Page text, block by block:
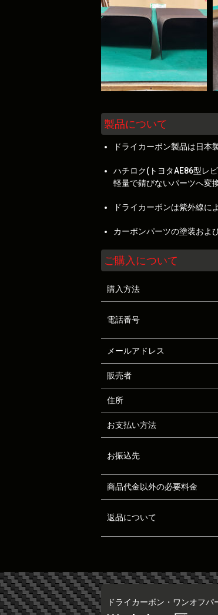
製品について
ドライカーボン製品は日本
ハチロク(トヨタAE86型レ
軽量で錆びないパーツへ変
ドライカーボンは紫外線に
カーボンパーツの塗装およ
ご購入について
購入方法
電話番号
メールアドレス
販売者
住所
お支払い方法
お振込先
商品代金以外の必要料金
返品について
ドライカーボン・ワンオフパ